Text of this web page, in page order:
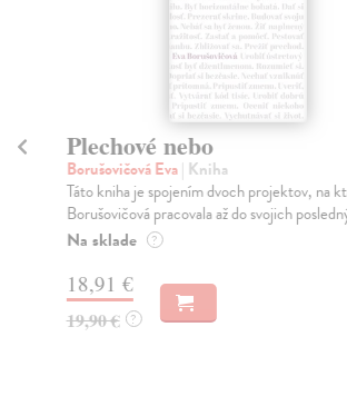
Plechové nebo
Borušovičová Eva| Kniha
Táto kniha je spojením dvoch projektov, na
Borušovičová pracovala až do svojich
Na sklade ?
18,91 €
19,90 € ?